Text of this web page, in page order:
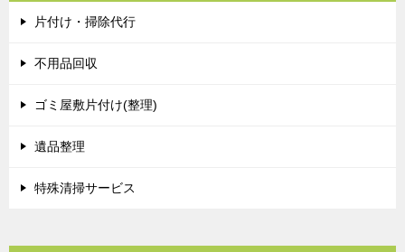
片付け・掃除代行
不用品回収
ゴミ屋敷片付け(整理)
遺品整理
特殊清掃サービス